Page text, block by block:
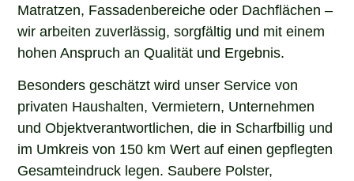
Matratzen, Fassadenbereiche oder Dachflächen –
wir arbeiten zuverlässig, sorgfältig und mit einem
hohen Anspruch an Qualität und Ergebnis.
Besonders geschätzt wird unser Service von
privaten Haushalten, Vermietern, Unternehmen
und Objektverantwortlichen, die in Scharfbillig und
im Umkreis von 150 km Wert auf einen gepflegten
Gesamteindruck legen. Saubere Polster,